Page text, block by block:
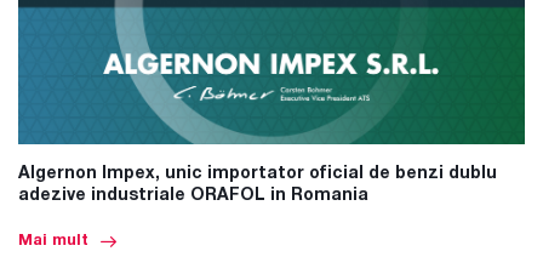
Algernon Impex, unic importator oficial de benzi dublu
adezive industriale ORAFOL in Romania
Mai mult